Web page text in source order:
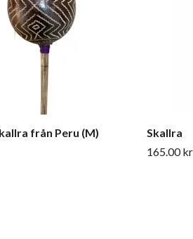
från Peru (M)
Skallra
165.00 kr